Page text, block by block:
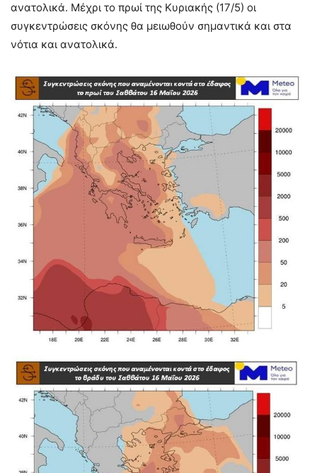
ανατολικά. Μέχρι το πρωί της Κυριακής (17/5) οι
συγκεντρώσεις σκόνης θα μειωθούν σημαντικά και στα
νότια και ανατολικά.